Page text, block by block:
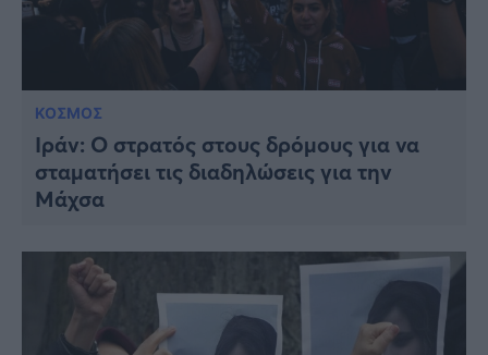
ΚΟΣΜΟΣ
Ιράν: Ο στρατός στους δρόμους για να
σταματήσει τις διαδηλώσεις για την
Μάχσα